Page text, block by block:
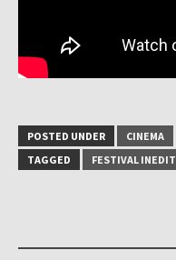
POSTED UNDER CINEMA
TAGGED
FESTIVAL INEDIT